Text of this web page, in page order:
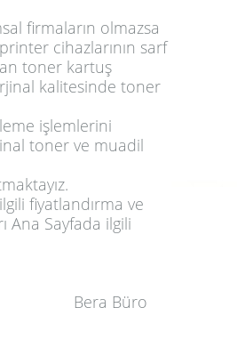
firmaların olmazsa
printer cihazlarının sarf
toner kartuş
kalitesinde toner
işlemlerini
toner ve muadil
fiyatlandırma ve
Ana Sayfada ilgili
Büro